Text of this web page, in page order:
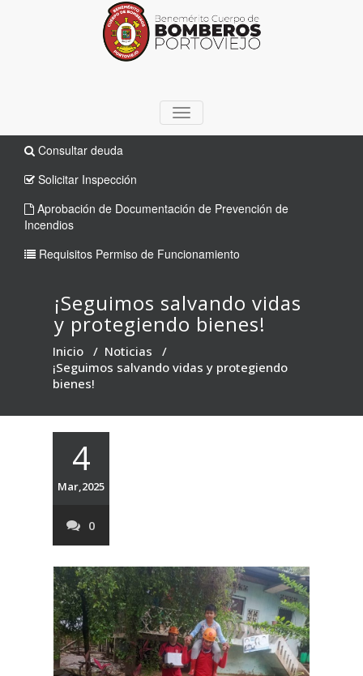
TOGGLE
NAVIGATION
Consultar deuda
Solicitar Inspección
Aprobación de Documentación de Prevención de
Incendios
Requisitos Permiso de Funcionamiento
¡Seguimos salvando vidas
y protegiendo bienes!
Inicio / Noticias /
¡Seguimos salvando vidas y protegiendo
bienes!
4
Mar,2025
0